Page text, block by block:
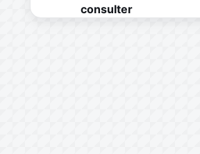
consulter